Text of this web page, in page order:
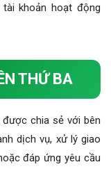
khoản hoạt động
THỨ BA
chia sẻ với bên
dịch vụ, xử lý giao
đáp ứng yêu cầu